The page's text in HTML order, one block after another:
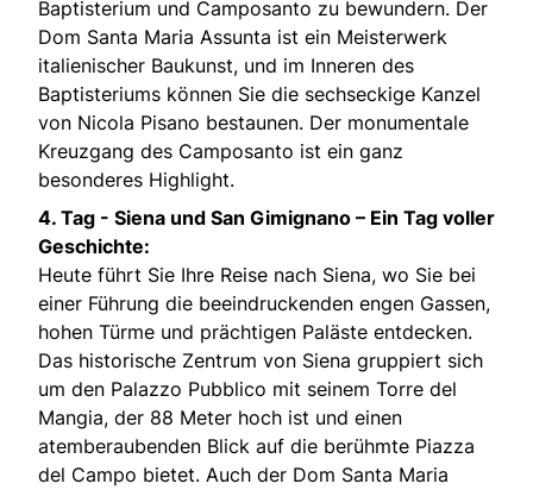
Baptisterium und Camposanto zu bewundern. Der
Dom Santa Maria Assunta ist ein Meisterwerk
italienischer Baukunst, und im Inneren des
Baptisteriums können Sie die sechseckige Kanzel
von Nicola Pisano bestaunen. Der monumentale
Kreuzgang des Camposanto ist ein ganz
besonderes Highlight.
4. Tag - Siena und San Gimignano – Ein Tag voller
Geschichte:
Heute führt Sie Ihre Reise nach Siena, wo Sie bei
einer Führung die beeindruckenden engen Gassen,
hohen Türme und prächtigen Paläste entdecken.
Das historische Zentrum von Siena gruppiert sich
um den Palazzo Pubblico mit seinem Torre del
Mangia, der 88 Meter hoch ist und einen
atemberaubenden Blick auf die berühmte Piazza
del Campo bietet. Auch der Dom Santa Maria